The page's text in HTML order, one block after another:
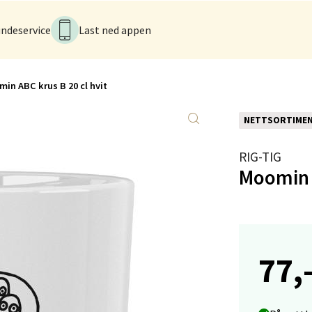
Last ned appen
ABC krus B 20 cl hvit
RIG-TIG
77,-
og Sandnes - Kvadrat
1, 4313 Sandnes
- Thon Senter Lagunen